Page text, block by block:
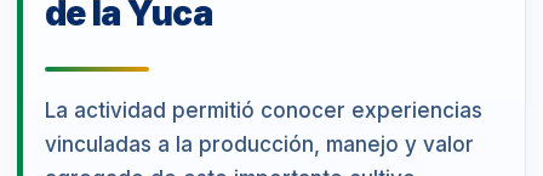
de la Yuca
La actividad permitió conocer experiencias
vinculadas a la producción, manejo y valor